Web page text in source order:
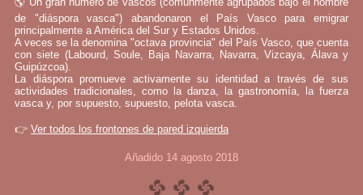
de "diáspora vasca") abandonaron el País Vasco para emigrar
principalmente a América del Sur y Estados Unidos.
A veces se la denomina "octava provincia" del País Vasco, que cuenta
con siete (Labourd, Soule, Baja Navarra, Navarra, Vizcaya, Álava y
Guipúzcoa).
La diáspora promueve activamente su identidad a través de sus
actividades tradicionales, como la danza, la gastronomía, la fuerza
vasca y, por supuesto, supuesto, pelota vasca.
👉 Ver todos los frontones de pared izquierda
Añadido 14 agosto 2018